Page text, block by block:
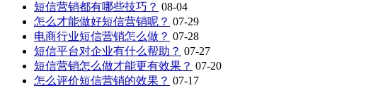
短信营销都有哪些技巧？ 08-04
怎么才能做好短信营销呢？ 07-29
电商行业短信营销怎么做？ 07-28
短信平台对企业有什么帮助？ 07-27
短信营销怎么做才能更有效果？ 07-20
怎么评价短信营销的效果？ 07-17